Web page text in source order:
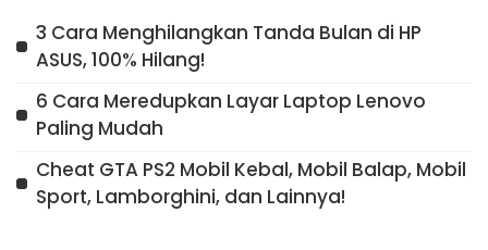
3 Cara Menghilangkan Tanda Bulan di HP
ASUS, 100% Hilang!
6 Cara Meredupkan Layar Laptop Lenovo
Paling Mudah
Cheat GTA PS2 Mobil Kebal, Mobil Balap, Mobil
Sport, Lamborghini, dan Lainnya!